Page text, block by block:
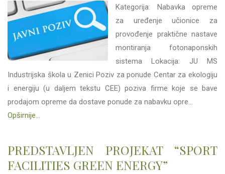
Kategorija: Nabavka opreme
za uređenje učionice za
provođenje praktične nastave
montiranja fotonaponskih
sistema Lokacija: JU MS
Industrijska škola u Zenici Poziv za ponude Centar za ekologiju
i energiju (u daljem tekstu CEE) poziva firme koje se bave
prodajom opreme da dostave ponude za nabavku opre...
Opširnije...
PREDSTAVLJEN PROJEKAT “SPORT
FACILITIES GREEN ENERGY”